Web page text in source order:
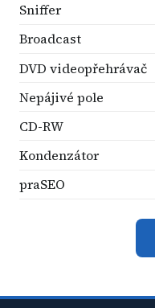
Sniffer
Broadcast
DVD videopřehrávač
Nepájivé pole
CD-RW
Kondenzátor
praSEO